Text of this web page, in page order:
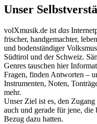
Unser
volXmusik.de ist das
frischer, handgemachter,
und bodenständiger
Südtirol und der Schweiz.
Genres tauschen hier
Fragen, finden Antworten –
Instrumenten, Noten,
mehr.
Unser Ziel ist es, den
auch und gerade für jene,
Bezug dazu hatten.